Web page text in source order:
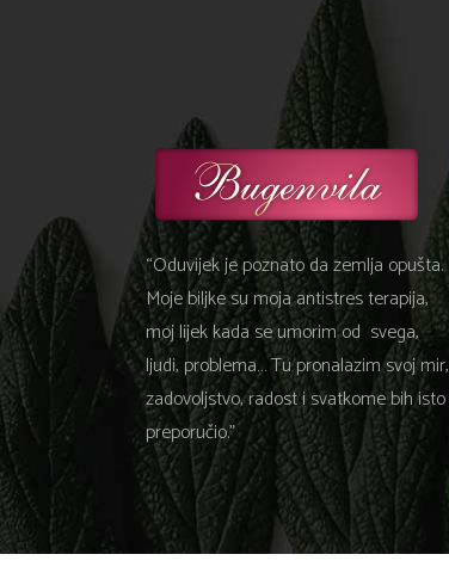
“Oduvijek je poznato da zemlja opušta.
Moje biljke su moja antistres terapija,
moj lijek kada se umorim od svega,
ljudi, problema… Tu pronalazim svoj mir,
zadovoljstvo, radost i svatkome bih isto
preporučio.”